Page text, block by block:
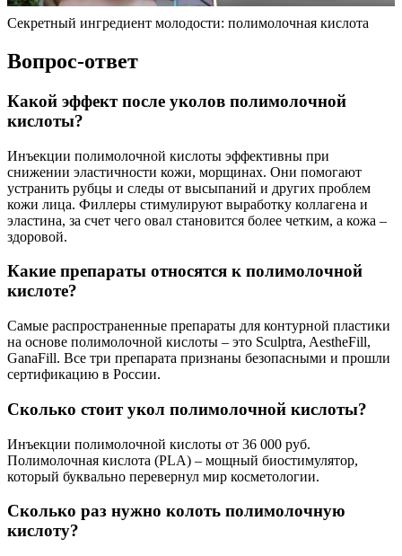
Cекретный ингредиент молодости: полимолочная кислота
Вопрос-ответ
Какой эффект после уколов полимолочной
кислоты?
Инъекции полимолочной кислоты эффективны при
снижении эластичности кожи, морщинах. Они помогают
устранить рубцы и следы от высыпаний и других проблем
кожи лица. Филлеры стимулируют выработку коллагена и
эластина, за счет чего овал становится более четким, а кожа –
здоровой.
Какие препараты относятся к полимолочной
кислоте?
Самые распространенные препараты для контурной пластики
на основе полимолочной кислоты – это Sculptra, AestheFill,
GanaFill. Все три препарата признаны безопасными и прошли
сертификацию в России.
Сколько стоит укол полимолочной кислоты?
Инъекции полимолочной кислоты от 36 000 руб.
Полимолочная кислота (PLA) – мощный биостимулятор,
который буквально перевернул мир косметологии.
Сколько раз нужно колоть полимолочную
кислоту?